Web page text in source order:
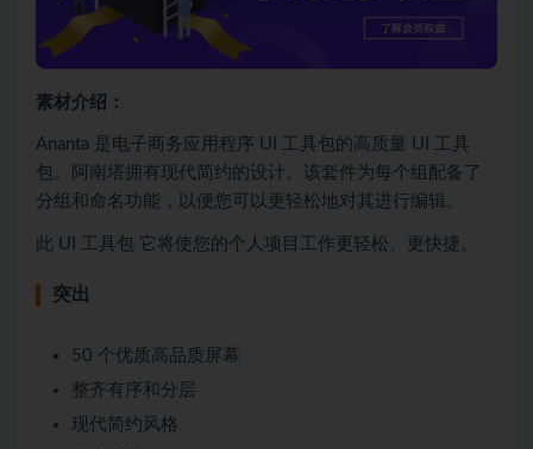
素材介绍：
Ananta 是电子商务应用程序 UI 工具包的高质量 UI 工具
包。阿南塔拥有现代简约的设计。该套件为每个组配备了
分组和命名功能，以便您可以更轻松地对其进行编辑。
此 UI 工具包 它将使您的个人项目工作更轻松、更快捷。
突出
50 个优质高品质屏幕
整齐有序和分层
现代简约风格